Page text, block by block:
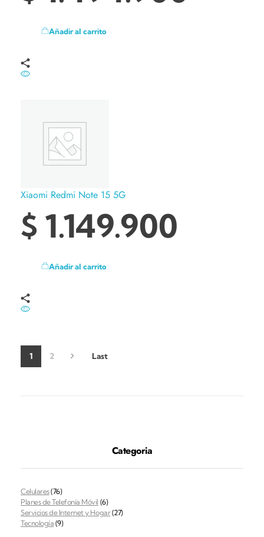
Añadir al carrito
Xiaomi Redmi Note 15 5G
$ 1.149.900
Añadir al carrito
1 2 Last
Categoria
Celulares(76)
Planes de Telefonía Móvil (6)
Servicios de Internet y Hogar(27)
Tecnología (9)